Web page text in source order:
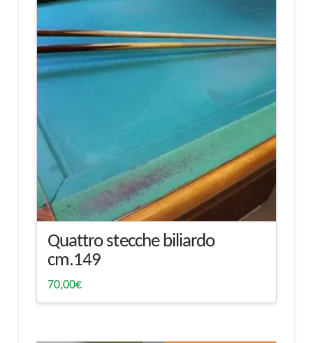
Quattro stecche biliardo
cm.149
70,00€